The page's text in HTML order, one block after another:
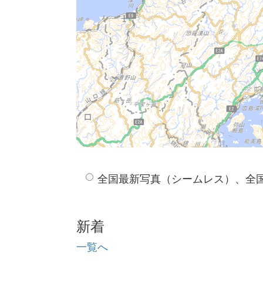
全国最新写真（シームレス）、全
新着
一覧へ